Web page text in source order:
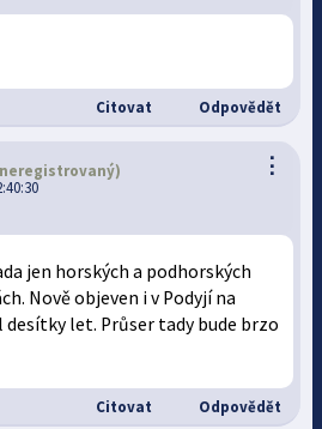
Citovat Odpovědět
⋮
jen horských a podhorských
Nově objeven i v Podyjí na
desítky let. Průser tady bude brzo
Citovat Odpovědět